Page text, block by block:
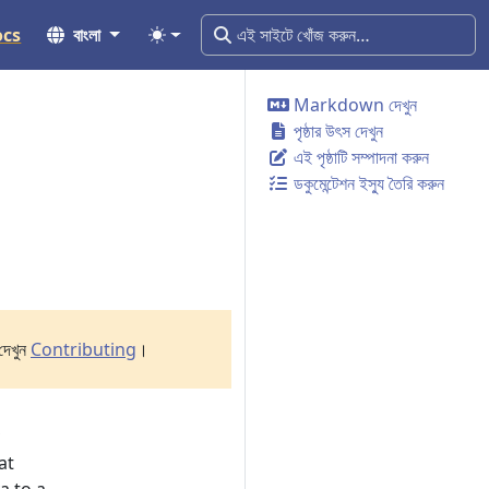
বাংলা
Markdown দেখুন
পৃষ্ঠার উৎস দেখুন
এই পৃষ্ঠাটি সম্পাদনা করুন
ডকুমেন্টেশন ইস্যু তৈরি করুন
Contributing ।